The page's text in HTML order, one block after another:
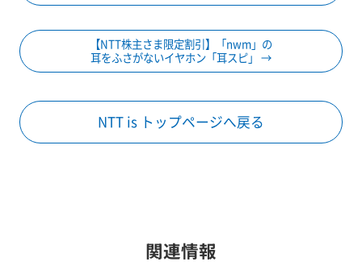
【NTT株主さま限定割引】「nwm」の
耳をふさがないイヤホン「耳スピ」 →
NTT is トップページへ戻る
関連情報